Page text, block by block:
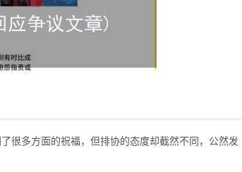
很多方面的祝福，但排协的态度却截然不同，公然发